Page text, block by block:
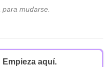
mudarse.
Empieza aquí.